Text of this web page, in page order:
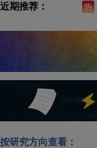
近期推荐： 热
按研究方向查看：